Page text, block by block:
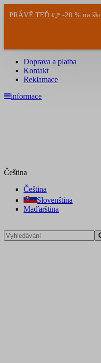
PRÁVĚ TEĎ 👉 -20 % na
Doprava a platba
Kontakt
Reklamace
informace
Čeština
Čeština
Slovenština
Maďarština